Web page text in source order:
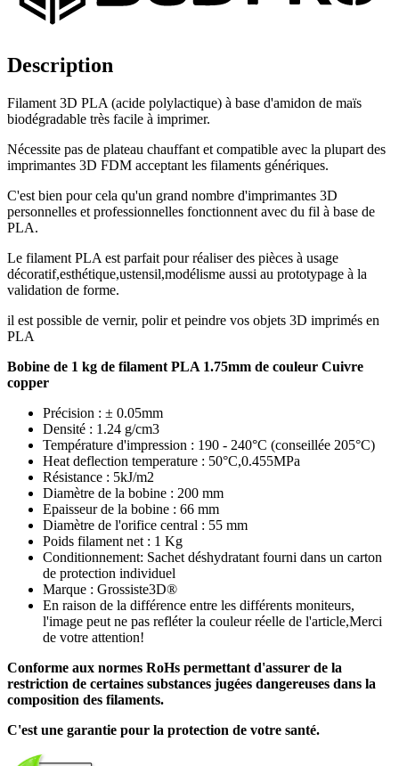
Description
Filament 3D PLA (acide polylactique) à base d'amidon de maïs
biodégradable très facile à imprimer.
Nécessite pas de plateau chauffant et compatible avec la plupart des
imprimantes 3D FDM acceptant les filaments génériques.
C'est bien pour cela qu'un grand nombre d'imprimantes 3D
personnelles et professionnelles fonctionnent avec du fil à base de
PLA.
Le filament PLA est parfait pour réaliser des pièces à usage
décoratif,esthétique,ustensil,modélisme aussi au prototypage à la
validation de forme.
il est possible de vernir, polir et peindre vos objets 3D imprimés en
PLA
Bobine de 1 kg de filament PLA 1.75mm de couleur Cuivre
copper
Précision : ± 0.05mm
Densité : 1.24 g/cm3
Température d'impression : 190 - 240°C (conseillée 205°C)
Heat deflection temperature : 50°C,0.455MPa
Résistance : 5kJ/m2
Diamètre de la bobine : 200 mm
Epaisseur de la bobine : 66 mm
Diamètre de l'orifice central : 55 mm
Poids filament net : 1 Kg
Conditionnement: Sachet déshydratant fourni dans un carton
de protection individuel
Marque : Grossiste3D®
En raison de la différence entre les différents moniteurs,
l'image peut ne pas refléter la couleur réelle de l'article,Merci
de votre attention!
Conforme aux normes RoHs permettant d'assurer de la
restriction de certaines substances jugées dangereuses dans la
composition des filaments.
C'est une garantie pour la protection de votre santé.